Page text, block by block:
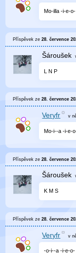
Mo-illa -i-e-o-
Příspěvek ze28. července
Šároušek
L N P
Příspěvek ze28. července
Veryfr v
Mo-i--a -i-e-
Příspěvek ze28. července
Šároušek
K M S
Příspěvek ze28. července
Veryfr v
-o-i--a -i-e-o-